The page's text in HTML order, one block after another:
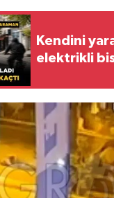
Kendini
elektrikli